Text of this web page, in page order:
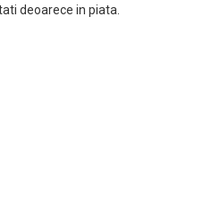
deoarece in piata.